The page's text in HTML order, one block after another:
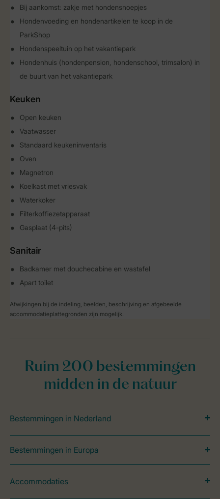
Bij aankomst: zakje met hondensnoepjes
Hondenvoeding en hondenartikelen te koop in de
ParkShop
Hondenspeeltuin op het vakantiepark
Hondenhuis (hondenpension, hondenschool, trimsalon) in
de buurt van het vakantiepark
Keuken
Open keuken
Vaatwasser
Standaard keukeninventaris
Oven
Magnetron
Koelkast met vriesvak
Waterkoker
Filterkoffiezetapparaat
Gasplaat (4-pits)
Sanitair
Badkamer met douchecabine en wastafel
Apart toilet
Afwijkingen bij de indeling, beelden, beschrijving en afgebeelde
accommodatieplattegronden zijn mogelijk.
Ruim 200 bestemmingen
midden in de natuur
Bestemmingen in Nederland
Bestemmingen in Europa
Accommodaties